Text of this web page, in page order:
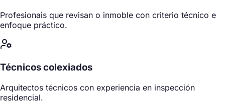
Profesionais que revisan o inmoble con criterio técnico e
enfoque práctico.
Técnicos colexiados
Arquitectos técnicos con experiencia en inspección
residencial.